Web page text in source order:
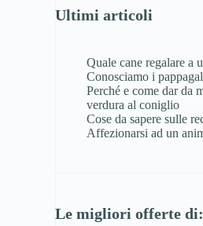
Ultimi articoli
Quale cane regalare a
Conosciamo i
Perché e come dar da
verdura al coniglio
Cose da sapere sulle
Affezionarsi ad un
Le migliori offerte di: